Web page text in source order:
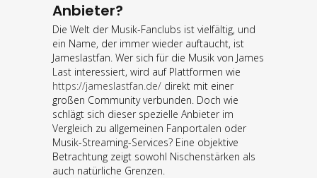
Anbieter?
Die Welt der Musik-Fanclubs ist vielfältig, und
ein Name, der immer wieder auftaucht, ist
Jameslastfan. Wer sich für die Musik von James
Last interessiert, wird auf Plattformen wie
https://jameslastfan.de/ direkt mit einer
großen Community verbunden. Doch wie
schlägt sich dieser spezielle Anbieter im
Vergleich zu allgemeinen Fanportalen oder
Musik-Streaming-Services? Eine objektive
Betrachtung zeigt sowohl Nischenstärken als
auch natürliche Grenzen.